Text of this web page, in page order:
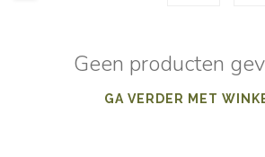
Geen producten
GA VERDER MET